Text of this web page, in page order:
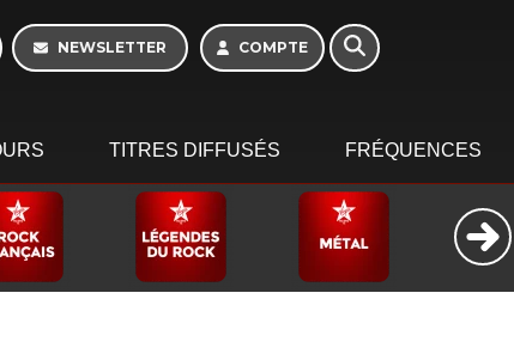
NEWSLETTER COMPTE
TITRES DIFFUSÉS FRÉQUENCES